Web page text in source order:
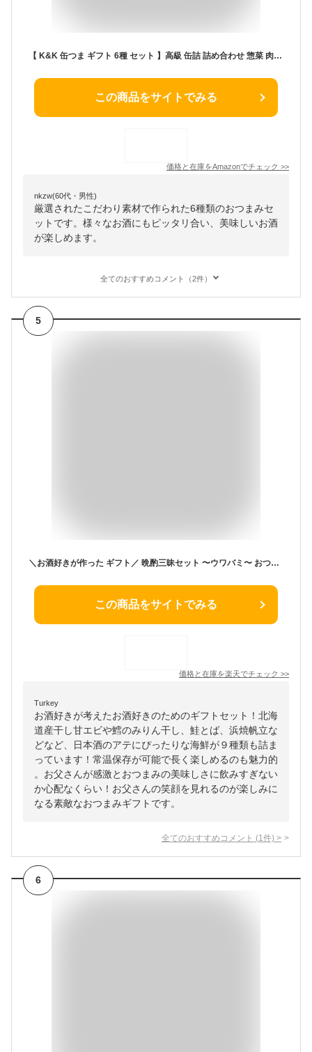
【 K&K 缶つま ギフト 6種 セット 】高級 缶詰 詰め合わせ 惣菜 肉 魚 魚介 ビール 日本酒 焼酎 ウイスキー ハイボール プレゼント ラッピング済 メッセージカード付き 紙袋付き 父の日 お中元 おつまみギフト uulife(6種)
この商品をサイトでみる
価格と在庫をAmazonでチェック >>
nkzw(60代・男性)
厳選されたこだわり素材で作られた6種類のおつまみセ
ットです。様々なお酒にもピッタリ合い、美味しいお酒
が楽しめます。
全てのおすすめコメント（2件）
5
＼お酒好きが作った ギフト／ 晩酌三昧セット 〜ウワバミ〜 おつまみセット 福袋 送料無料 食べ物 食品 誕生日プレゼント 詰め合わせ 酒の肴 珍味 贈り物 北海道グルメ お土産 ビール 日本酒 焼酎 ワインにおすすめ大人の おつまみ 【メッセージカード有】 母の日 父の日
この商品をサイトでみる
価格と在庫を楽天でチェック >>
Turkey
お酒好きが考えたお酒好きのためのギフトセット！北海
道産干し甘エビや鱈のみりん干し、鮭とば、浜焼帆立な
どなど、日本酒のアテにぴったりな海鮮が９種類も詰ま
っています！常温保存が可能で長く楽しめるのも魅力的
。お父さんが感激とおつまみの美味しさに飲みすぎない
か心配なくらい！お父さんの笑顔を見れるのが楽しみに
なる素敵なおつまみギフトです。
全てのおすすめコメント (1 件) >
6